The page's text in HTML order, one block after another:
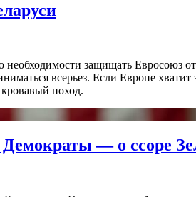
защищать Евросоюз
всерьез. Если Европе хватит
поход.
— о ссоре